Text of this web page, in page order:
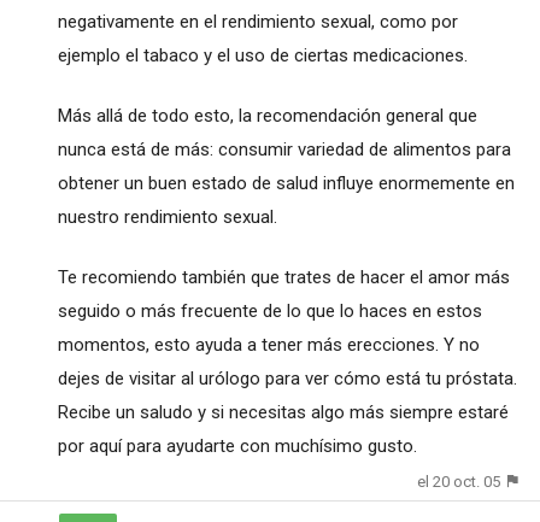
negativamente en el rendimiento sexual, como por
ejemplo el tabaco y el uso de ciertas medicaciones.
Más allá de todo esto, la recomendación general que
nunca está de más: consumir variedad de alimentos para
obtener un buen estado de salud influye enormemente en
nuestro rendimiento sexual.
Te recomiendo también que trates de hacer el amor más
seguido o más frecuente de lo que lo haces en estos
momentos, esto ayuda a tener más erecciones. Y no
dejes de visitar al urólogo para ver cómo está tu próstata.
Recibe un saludo y si necesitas algo más siempre estaré
por aquí para ayudarte con muchísimo gusto.
el 20 oct. 05